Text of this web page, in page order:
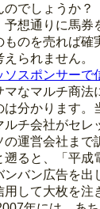
のでしょうか？
予想通りに馬券
ものを売れば確
えられません。
ソスポンサー
なマルチ商法
は分かります。
ルチ会社がセレ
の運営会社まで
遡ると、「平成
ンバン広告を出
用して大枚を注